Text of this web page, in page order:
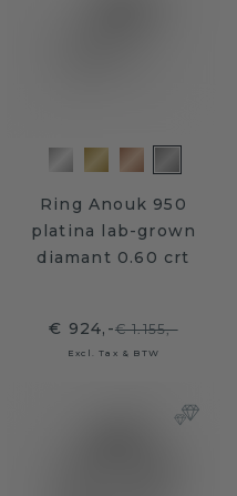
Ring Anouk 950
platina lab-grown
diamant 0.60 crt
€ 924,-€ 1.155,-
Excl. Tax & BTW